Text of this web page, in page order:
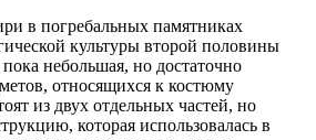
в погребальных памятниках
культуры второй половины
небольшая, но достаточно
относящихся к костюму
из двух отдельных частей, но
которая использовалась в